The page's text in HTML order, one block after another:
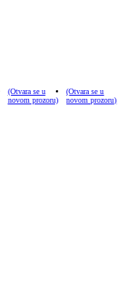
(Otvara se u
novom prozoru)
(Otvara se u
novom prozoru)